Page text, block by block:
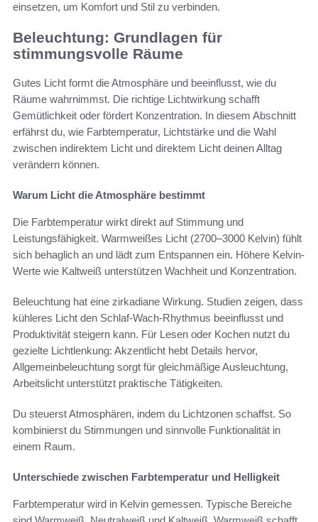
einsetzen, um Komfort und Stil zu verbinden.
Beleuchtung: Grundlagen für
stimmungsvolle Räume
Gutes Licht formt die Atmosphäre und beeinflusst, wie du
Räume wahrnimmst. Die richtige Lichtwirkung schafft
Gemütlichkeit oder fördert Konzentration. In diesem Abschnitt
erfährst du, wie Farbtemperatur, Lichtstärke und die Wahl
zwischen indirektem Licht und direktem Licht deinen Alltag
verändern können.
Warum Licht die Atmosphäre bestimmt
Die Farbtemperatur wirkt direkt auf Stimmung und
Leistungsfähigkeit. Warmweißes Licht (2700–3000 Kelvin) fühlt
sich behaglich an und lädt zum Entspannen ein. Höhere Kelvin-
Werte wie Kaltweiß unterstützen Wachheit und Konzentration.
Beleuchtung hat eine zirkadiane Wirkung. Studien zeigen, dass
kühleres Licht den Schlaf-Wach-Rhythmus beeinflusst und
Produktivität steigern kann. Für Lesen oder Kochen nutzt du
gezielte Lichtlenkung: Akzentlicht hebt Details hervor,
Allgemeinbeleuchtung sorgt für gleichmäßige Ausleuchtung,
Arbeitslicht unterstützt praktische Tätigkeiten.
Du steuerst Atmosphären, indem du Lichtzonen schaffst. So
kombinierst du Stimmungen und sinnvolle Funktionalität in
einem Raum.
Unterschiede zwischen Farbtemperatur und Helligkeit
Farbtemperatur wird in Kelvin gemessen. Typische Bereiche